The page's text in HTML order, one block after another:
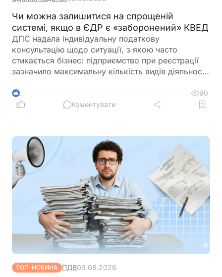
Чи можна залишитися на спрощеній
системі, якщо в ЄДР є «заборонений» КВЕД
ДПС надала індивідуальну податкову
консультацію щодо ситуації, з якою часто
стикається бізнес: підприємство при реєстрації
зазначило максимальну кількість видів діяльності
для платників єдиного податку 3-ї групи і вже
отримало лист від ДПС. При цьому в заяві на
коди
2
90
Коментувати
ТОП-НОВИНА ПДВ06.08.2026